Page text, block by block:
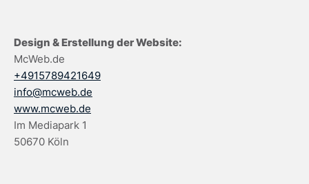
Design & Erstellung der Website:
McWeb.de
+4915789421649
info@mcweb.de
www.mcweb.de
Im Mediapark 1
50670 Köln